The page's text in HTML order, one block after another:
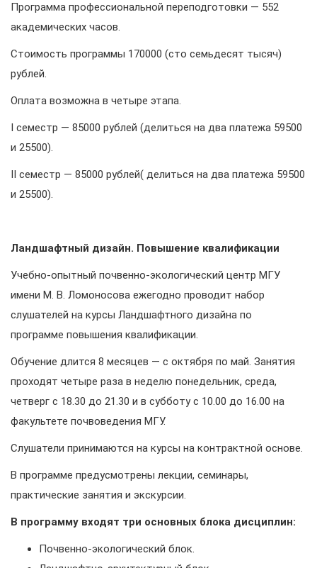
Программа профессиональной переподготовки — 552
академических часов.
Стоимость программы 170000 (cто семьдесят тысяч)
рублей.
Оплата возможна в четыре этапа.
I семестр — 85000 рублей (делиться на два платежа 59500
и 25500).
II семестр — 85000 рублей( делиться на два платежа 59500
и 25500).
Ландшафтный дизайн. Повышение квалификации
Учебно-опытный почвенно-экологический центр МГУ
имени М. В. Ломоносова ежегодно проводит набор
слушателей на курсы Ландшафтного дизайна по
программе повышения квалификации.
Обучение длится 8 месяцев — с октября по май. Занятия
проходят четыре раза в неделю понедельник, среда,
четверг с 18.30 до 21.30 и в субботу с 10.00 до 16.00 на
факультете почвоведения МГУ.
Слушатели принимаются на курсы на контрактной основе.
В программе предусмотрены лекции, семинары,
практические занятия и экскурсии.
В программу входят три основных блока дисциплин:
Почвенно-экологический блок.